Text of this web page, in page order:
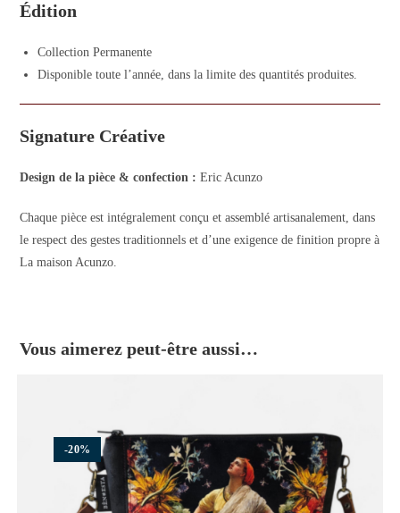
Édition
Collection Permanente
Disponible toute l’année, dans la limite des quantités produites.
Signature Créative
Design de la pièce & confection : Eric Acunzo
Chaque pièce est intégralement conçu et assemblé artisanalement, dans
le respect des gestes traditionnels et d’une exigence de finition propre à
La maison Acunzo.
Vous aimerez peut-être aussi…
-20%